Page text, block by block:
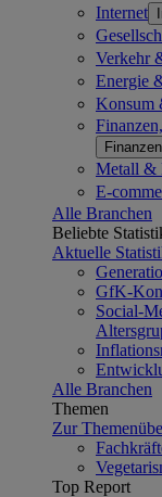
Internet
Verkehr
Energie
Konsum
Metall &
E-
Alle Branchen
Beliebte
Aktuelle
GfK-
Social-
Alle Branchen
Themen
Zur
Top Report